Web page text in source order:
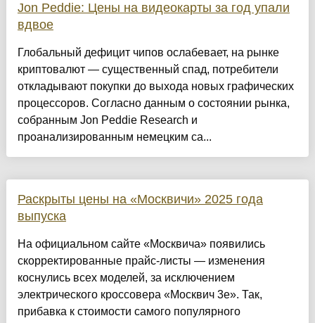
Jon Peddie: Цены на видеокарты за год упали
вдвое
Глобальный дефицит чипов ослабевает, на рынке
криптовалют — существенный спад, потребители
откладывают покупки до выхода новых графических
процессоров. Согласно данным о состоянии рынка,
собранным Jon Peddie Research и
проанализированным немецким са...
Раскрыты цены на «Москвичи» 2025 года
выпуска
На официальном сайте «Москвича» появились
скорректированные прайс-листы — изменения
коснулись всех моделей, за исключением
электрического кроссовера «Москвич 3е». Так,
прибавка к стоимости самого популярного